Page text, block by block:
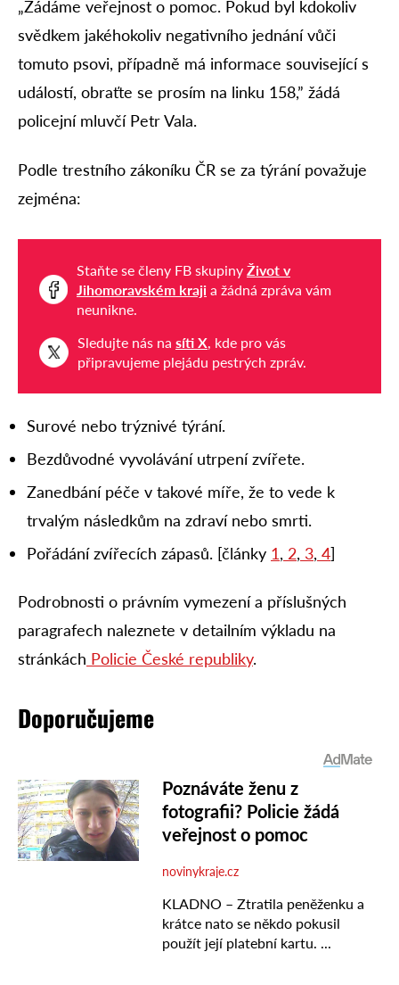
„Žádáme veřejnost o pomoc. Pokud byl kdokoliv
svědkem jakéhokoliv negativního jednání vůči
tomuto psovi, případně má informace související s
událostí, obraťte se prosím na linku 158,” žádá
policejní mluvčí Petr Vala.
Podle trestního zákoníku ČR se za týrání považuje
zejména:
Staňte se členy FB skupiny Život v
Jihomoravském kraji a žádná zpráva vám
neunikne.
Sledujte nás na síti X, kde pro vás
připravujeme plejádu pestrých zpráv.
Surové nebo trýznivé týrání.
Bezdůvodné vyvolávání utrpení zvířete.
Zanedbání péče v takové míře, že to vede k
trvalým následkům na zdraví nebo smrti.
Pořádání zvířecích zápasů. [články 1, 2, 3, 4]
Podrobnosti o právním vymezení a příslušných
paragrafech naleznete v detailním výkladu na
stránkách Policie České republiky.
Doporučujeme